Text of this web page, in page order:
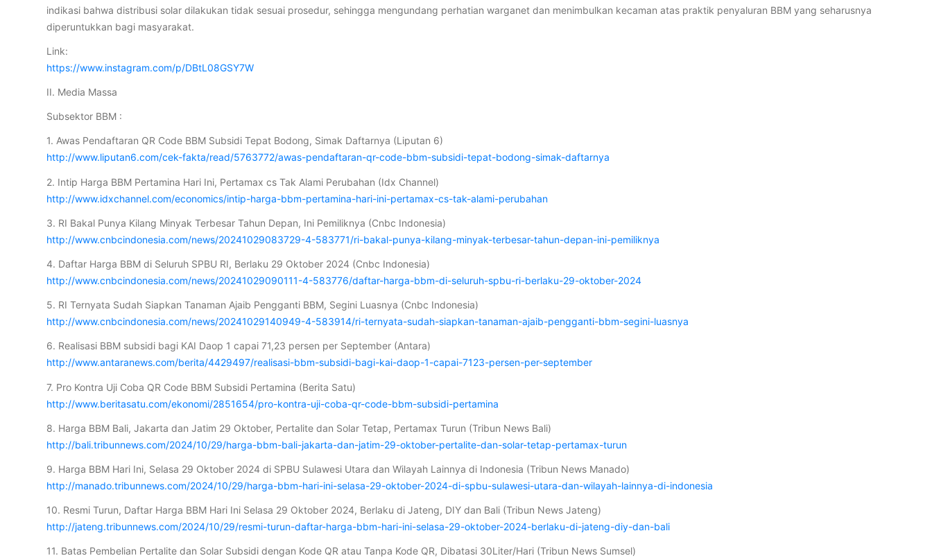
indikasi bahwa distribusi solar dilakukan tidak sesuai prosedur, sehingga mengundang perhatian warganet dan menimbulkan kecaman atas praktik penyaluran BBM yang seharusnya
diperuntukkan bagi masyarakat.
Link:
https://www.instagram.com/p/DBtL08GSY7W
II. Media Massa
Subsektor BBM :
1. Awas Pendaftaran QR Code BBM Subsidi Tepat Bodong, Simak Daftarnya (Liputan 6)
http://www.liputan6.com/cek-fakta/read/5763772/awas-pendaftaran-qr-code-bbm-subsidi-tepat-bodong-simak-daftarnya
2. Intip Harga BBM Pertamina Hari Ini, Pertamax cs Tak Alami Perubahan (Idx Channel)
http://www.idxchannel.com/economics/intip-harga-bbm-pertamina-hari-ini-pertamax-cs-tak-alami-perubahan
3. RI Bakal Punya Kilang Minyak Terbesar Tahun Depan, Ini Pemiliknya (Cnbc Indonesia)
http://www.cnbcindonesia.com/news/20241029083729-4-583771/ri-bakal-punya-kilang-minyak-terbesar-tahun-depan-ini-pemiliknya
4. Daftar Harga BBM di Seluruh SPBU RI, Berlaku 29 Oktober 2024 (Cnbc Indonesia)
http://www.cnbcindonesia.com/news/20241029090111-4-583776/daftar-harga-bbm-di-seluruh-spbu-ri-berlaku-29-oktober-2024
5. RI Ternyata Sudah Siapkan Tanaman Ajaib Pengganti BBM, Segini Luasnya (Cnbc Indonesia)
http://www.cnbcindonesia.com/news/20241029140949-4-583914/ri-ternyata-sudah-siapkan-tanaman-ajaib-pengganti-bbm-segini-luasnya
6. Realisasi BBM subsidi bagi KAI Daop 1 capai 71,23 persen per September (Antara)
http://www.antaranews.com/berita/4429497/realisasi-bbm-subsidi-bagi-kai-daop-1-capai-7123-persen-per-september
7. Pro Kontra Uji Coba QR Code BBM Subsidi Pertamina (Berita Satu)
http://www.beritasatu.com/ekonomi/2851654/pro-kontra-uji-coba-qr-code-bbm-subsidi-pertamina
8. Harga BBM Bali, Jakarta dan Jatim 29 Oktober, Pertalite dan Solar Tetap, Pertamax Turun (Tribun News Bali)
http://bali.tribunnews.com/2024/10/29/harga-bbm-bali-jakarta-dan-jatim-29-oktober-pertalite-dan-solar-tetap-pertamax-turun
9. Harga BBM Hari Ini, Selasa 29 Oktober 2024 di SPBU Sulawesi Utara dan Wilayah Lainnya di Indonesia (Tribun News Manado)
http://manado.tribunnews.com/2024/10/29/harga-bbm-hari-ini-selasa-29-oktober-2024-di-spbu-sulawesi-utara-dan-wilayah-lainnya-di-indonesia
10. Resmi Turun, Daftar Harga BBM Hari Ini Selasa 29 Oktober 2024, Berlaku di Jateng, DIY dan Bali (Tribun News Jateng)
http://jateng.tribunnews.com/2024/10/29/resmi-turun-daftar-harga-bbm-hari-ini-selasa-29-oktober-2024-berlaku-di-jateng-diy-dan-bali
11. Batas Pembelian Pertalite dan Solar Subsidi dengan Kode QR atau Tanpa Kode QR, Dibatasi 30Liter/Hari (Tribun News Sumsel)